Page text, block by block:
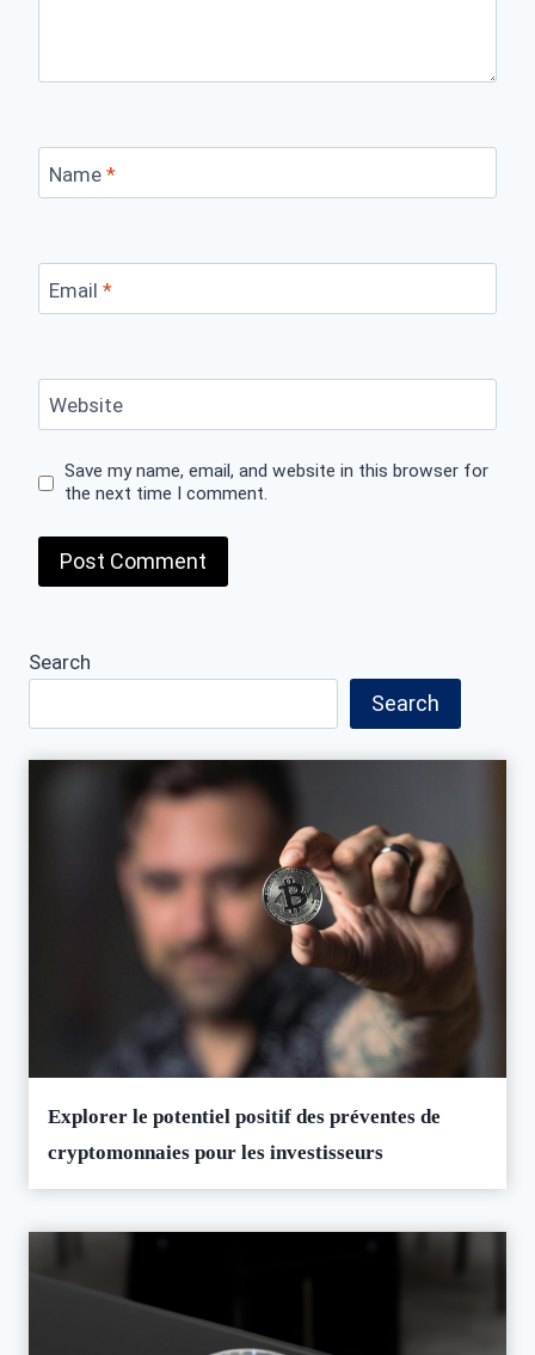
Name *
Email *
Website
Save my name, email, and website in this browser for
the next time I comment.
Search
Search
Explorer le potentiel positif des préventes de
cryptomonnaies pour les investisseurs